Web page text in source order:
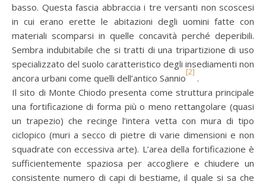
basso. Questa fascia abbraccia i tre versanti non scoscesi
in cui erano erette le abitazioni degli uomini fatte con
materiali scomparsi in quelle concavità perché deperibili.
Sembra indubitabile che si tratti di una tripartizione di uso
specializzato del suolo caratteristico degli insediamenti non
ancora urbani come quelli dell’antico Sannio
[2]
.
Il sito di Monte Chiodo presenta come struttura principale
una fortificazione di forma più o meno rettangolare (quasi
un trapezio) che recinge l’intera vetta con mura di tipo
ciclopico (muri a secco di pietre di varie dimensioni e non
squadrate con eccessiva arte). L’area della fortificazione è
sufficientemente spaziosa per accogliere e chiudere un
consistente numero di capi di bestiame, il quale si sa che